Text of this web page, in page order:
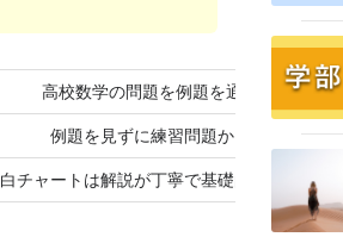
高校数学の問題を例題を通じて学習
例題を見ずに練習問題から始める
白チャートは解説が丁寧で基礎的な問題が多い